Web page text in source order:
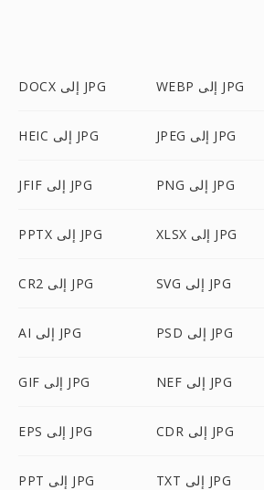
DOCX إلى JPG WEBP إلى JPG
HEIC إلى JPG JPEG إلى JPG
JFIF إلى JPG PNG إلى JPG
PPTX إلى JPG XLSX إلى JPG
CR2 إلى JPG SVG إلى JPG
AI إلى JPG PSD إلى JPG
GIF إلى JPG NEF إلى JPG
EPS إلى JPG CDR إلى JPG
PPT إلى JPG TXT إلى JPG